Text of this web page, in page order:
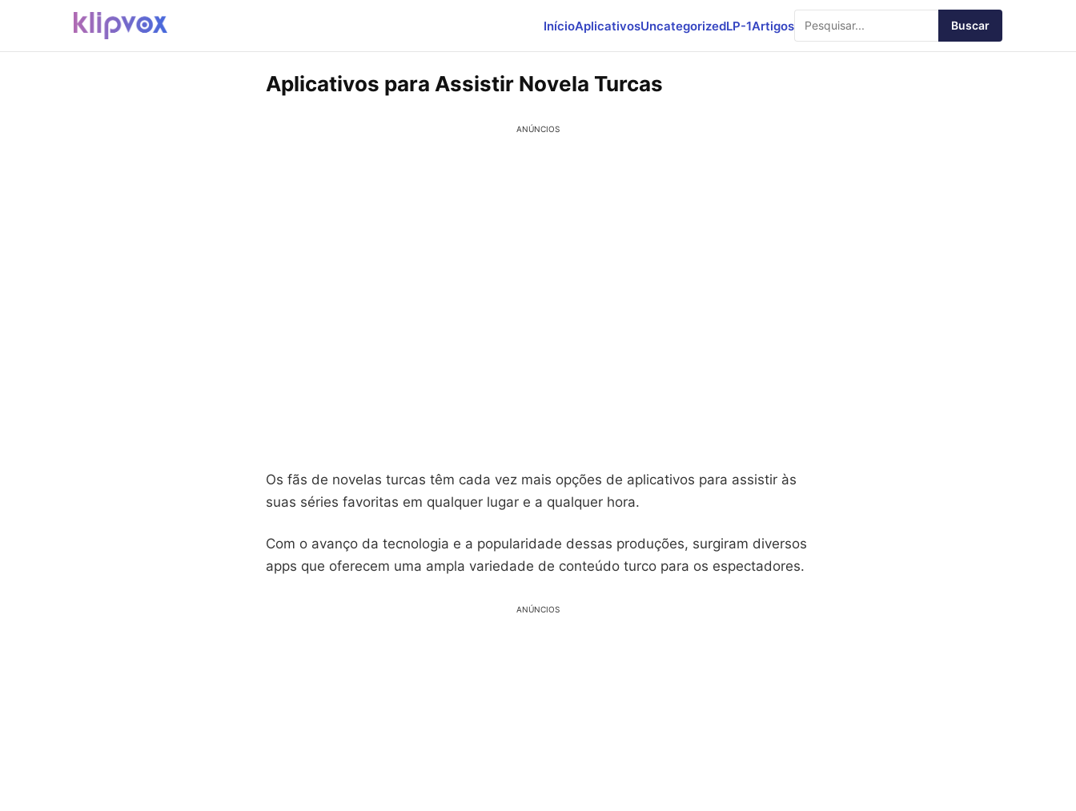
InícioAplicativosUncategorizedLP-1Artigos Buscar
Aplicativos para Assistir Novela Turcas
ANÚNCIOS
Os fãs de novelas turcas têm cada vez mais opções de aplicativos para assistir às
suas séries favoritas em qualquer lugar e a qualquer hora.
Com o avanço da tecnologia e a popularidade dessas produções, surgiram diversos
apps que oferecem uma ampla variedade de conteúdo turco para os espectadores.
ANÚNCIOS